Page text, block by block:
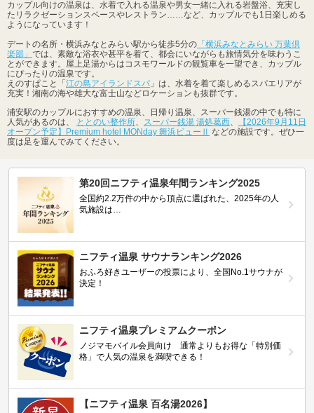
カップル向けの温泉は、水着で入れる温泉や男女一緒に入れる岩盤浴、充実し
たリラクゼーションスペースやレストラン……など、カップルでも1日楽しめる
ようになっています！
デートの名所・横浜みなとみらい駅から徒歩5分の 「横浜みなとみらい 万葉倶
楽部」 では、素敵な浴衣や甚平を着て、都会にいながらも旅情気分を味わうこ
とができます。屋上足湯からはコスモワールドの観覧車を一望でき、カップル
にぴったりの温泉です。
えのすぱこと「 江の島アイランドスパ 」は、水着を着て楽しめるスパエリアが
充実！湘南の海や雄大な富士山などロケーションも抜群です。
浦安駅のカップルにおすすめの温泉、日帰り温泉、スーパー銭湯の中でも特に
人気があるのは、
ととのい整作所、 スーパー銭湯 湯処葛西、
【2026年9月11日
オープン予定】Premium hotel MONday 舞浜ビューⅡ などの施設です。ぜひ一
度は足を運んでみてください。
第20回ニフティ温泉年間ランキング2025
全国約2.2万件の中から頂点に選ばれた、2025年の人
気施設は…
ニフティ温泉 サウナランキング2026
おふろ好きユーザーの投票により、全国No.1サウナが
決定！
ニフティ温泉プレミアムクーポン
ノジマモバイル会員向け 通常よりもお得な「特別価
格」で人気の温泉を満喫できる！
【ニフティ温泉 百名湯2026】